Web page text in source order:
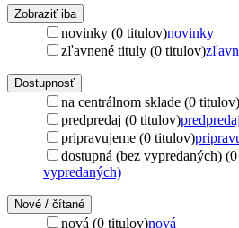
Zobraziť iba
novinky (0 titulov)novinky
zľavnené tituly (0 titulov)
Dostupnosť
na centrálnom sklade (0 titulov)
predpredaj (0 titulov)predpredaj
pripravujeme (0 titulov)
dostupná (bez vypredaných)
vypredaných)
Nové / čítané
nová (0 titulov)nová